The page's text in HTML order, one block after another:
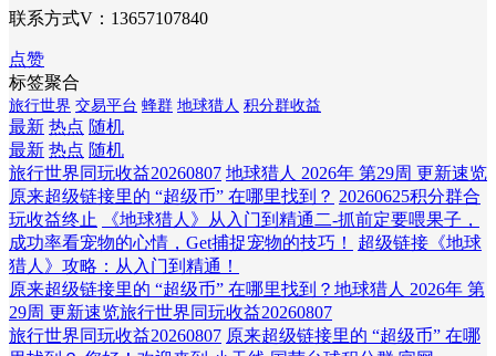
联系方式V：13657107840
点赞
标签聚合
旅行世界 交易平台 蜂群 地球猎人 积分群收益
最新 热点 随机
最新 热点 随机
旅行世界同玩收益20260807 地球猎人 2026年 第29周 更新速览
原来超级链接里的 “超级币” 在哪里找到？ 20260625积分群合
玩收益终止
《地球猎人》从入门到精通二-抓前定要喂果子，
成功率看宠物的心情，Get捕捉宠物的技巧！
超级链接《地球
猎人》攻略：从入门到精通！
原来超级链接里的 “超级币” 在哪里找到？ 地球猎人 2026年 第
29周 更新速览旅行世界同玩收益20260807
旅行世界同玩收益20260807 原来超级链接里的 “超级币” 在哪